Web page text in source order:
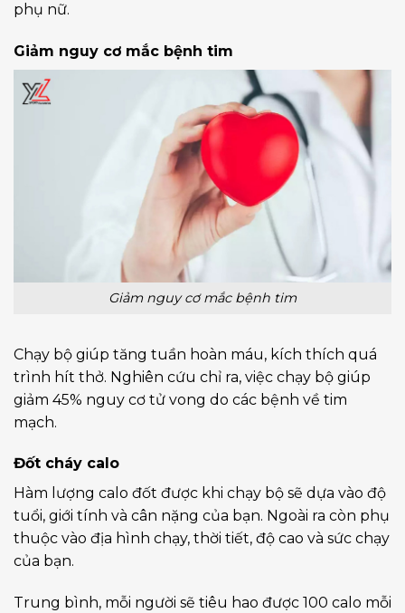
phụ nữ.
Giảm nguy cơ mắc bệnh tim
Giảm nguy cơ mắc bệnh tim
Chạy bộ giúp tăng tuần hoàn máu, kích thích quá
trình hít thở. Nghiên cứu chỉ ra, việc chạy bộ giúp
giảm 45% nguy cơ tử vong do các bệnh về tim
mạch.
Đốt cháy calo
Hàm lượng calo đốt được khi chạy bộ sẽ dựa vào độ
tuổi, giới tính và cân nặng của bạn. Ngoài ra còn phụ
thuộc vào địa hình chạy, thời tiết, độ cao và sức chạy
của bạn.
Trung bình, mỗi người sẽ tiêu hao được 100 calo mỗi